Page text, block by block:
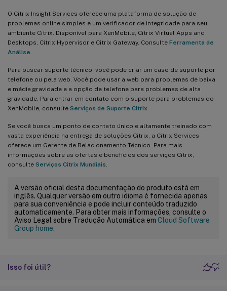
O Citrix Insight Services oferece uma plataforma de solução de
problemas online simples e um verificador de integridade para seu
ambiente Citrix. Disponível para XenMobile, Citrix Virtual Apps and
Desktops, Citrix Hypervisor e Citrix Gateway. Consulte Ferramenta de
Análise
Para buscar suporte técnico, você pode criar um caso de suporte por
telefone ou pela web. Você pode usar a web para problemas de baixa
e média gravidade e a opção de telefone para problemas de alta
gravidade. Para entrar em contato com o suporte para problemas do
XenMobile, consulte Serviços de Suporte Citrix
Se você busca um ponto de contato único e altamente treinado com
vasta experiência na entrega de soluções Citrix, a Citrix Services
oferece um Gerente de Relacionamento Técnico. Para mais
informações sobre as ofertas e benefícios dos serviços Citrix,
consulte Serviços Citrix Mundiais
A versão oficial desta documentação do produto está em
inglês. Qualquer versão em outro idioma é fornecida apenas
para sua conveniência e pode incluir conteúdo traduzido
automaticamente. Para obter mais informações, consulte o
Aviso Legal sobre Tradução Automática em Cloud Software
Group home.
Isso foi útil?